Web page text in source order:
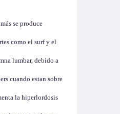
se produce
como el surf y el
lumbar, debido a
cuando estan sobre
la hiperlordosis